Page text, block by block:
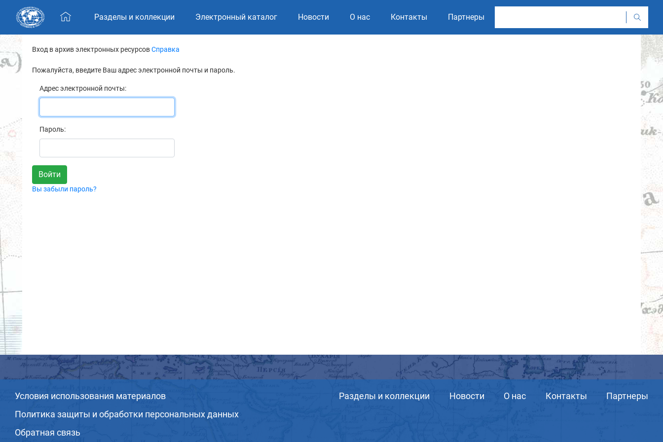
Skip navigation
Разделы и коллекции Электронный каталог Новости О нас Контакты Партнеры
Вход в архив электронных ресурсовСправка
Пожалуйста, введите Ваш адрес электронной почты и пароль.
Адрес электронной почты:
Пароль:
Вы забыли пароль?
Условия использования материалов
Политика защиты и обработки персональных данных
Обратная связь
Разделы и коллекции Новости О нас Контакты Партнеры